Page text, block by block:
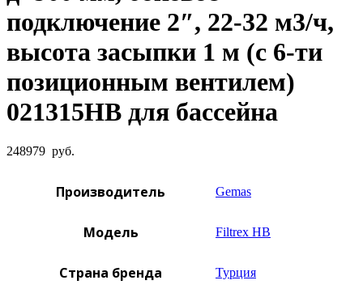
подключение 2″, 22-32 м3/ч,
высота засыпки 1 м (с 6-ти
позиционным вентилем)
021315HB для бассейна
248979 руб.
Производитель Gemas
Модель Filtrex HB
Страна бренда Турция